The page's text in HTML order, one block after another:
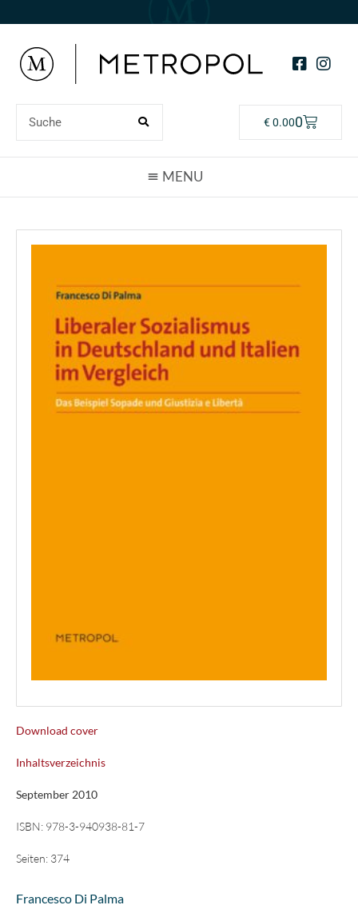
€0.000
Download cover
Inhaltsverzeichnis
September 2010
ISBN: 978-3-940938-81-7
Seiten: 374
Francesco Di Palma